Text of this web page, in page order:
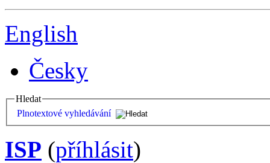
English
Česky
Hledat
Plnotextové vyhledávání
ISP (příhlásit)